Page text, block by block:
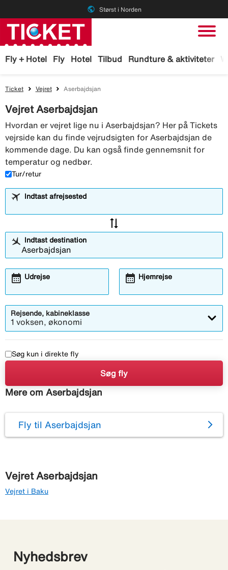
public Størst i Norden
Fly + Hotel Fly Hotel Tilbud Rundture & aktiviteter
Ticket Vejret Aserbajdsjan
Vejret Aserbajdsjan
Hvordan er vejret lige nu i Aserbajdsjan? Her på Tickets
vejrside kan du finde vejrudsigten for Aserbajdsjan de
kommende dage. Du kan også finde gennemsnit for
temperatur og nedbør.
Tur/retur
Indtast afrejsested
sync_alt
Indtast destination
Udrejse
calendar_month Hjemrejse
calendar_month
Rejsende, kabineklasse
1 voksen, økonomi
Søg kun i direkte fly
Søg fly
Mere om Aserbajdsjan
Fly til Aserbajdsjan
Vejret Aserbajdsjan
Vejret i Baku
Nyhedsbrev